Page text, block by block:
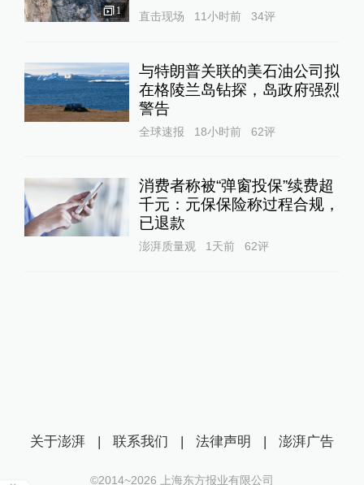
1 直击现场 11小时前 34评
与特朗普关联的美石油公司拟
在格陵兰岛钻探，岛政府强烈
警告
全球速报 18小时前 62评
消费者称被“弹窗投保”续费超
千元：元保保险称过程合规，
已退款
澎湃质量观 1天前 62评
关于澎湃 | 联系我们 | 法律声明 | 澎湃广告
©2014~2026 上海东方报业有限公司